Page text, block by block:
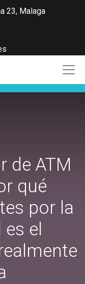
23, Malaga
de ATM
qué
por la
el